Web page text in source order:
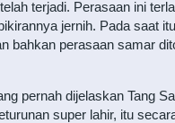
terjadi. Perasaan ini
jernih. Pada saat
bahkan perasaan samar
pernah dijelaskan Tang
super lahir, itu